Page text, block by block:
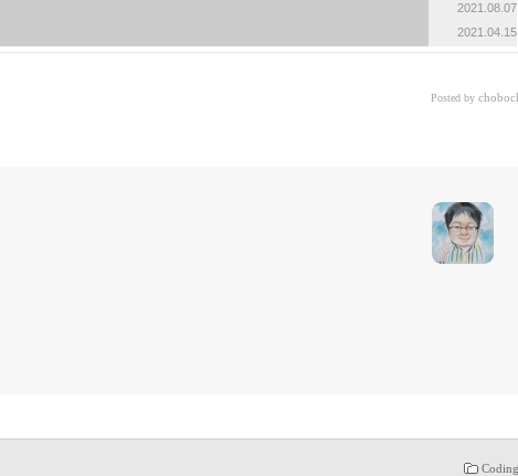
2021.08.07
2021.04.15
Posted by